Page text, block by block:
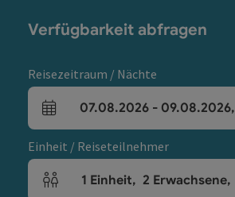
Verfügbarkeit abfragen
Reisezeitraum / Nächte
An- und Abreisefelder
07.08.2026 - 09.08.2026,
Einheit / Reiseteilnehmer
Einheitenanzahl und Personenfelder
1 Einheit, 2 Erwachsene,